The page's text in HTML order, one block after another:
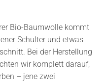
Bio-Baumwolle kommt
Schulter und etwas
Bei der Herstellung
wir komplett darauf,
– jene zwei